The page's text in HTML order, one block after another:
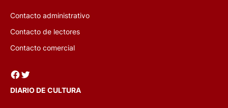
Contacto administrativo
Contacto de lectores
Contacto comercial
Facebook Twitter
DIARIO DE CULTURA